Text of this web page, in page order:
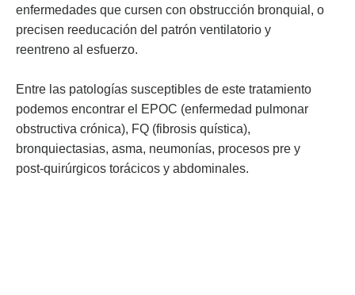
enfermedades que cursen con obstrucción bronquial, o
precisen reeducación del patrón ventilatorio y
reentreno al esfuerzo.
Entre las patologí­as susceptibles de este tratamiento
podemos encontrar el EPOC (enfermedad pulmonar
obstructiva crónica), FQ (fibrosis quí­stica),
bronquiectasias, asma, neumoní­as, procesos pre y
post-quirúrgicos torácicos y abdominales.